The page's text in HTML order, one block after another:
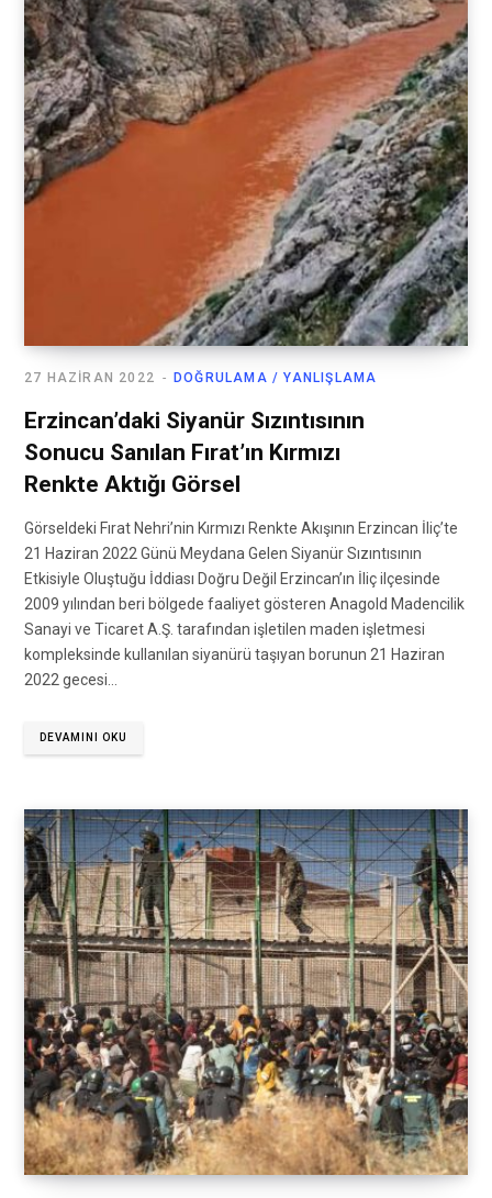
DOĞRULAMA / YANLIŞLAMA
27 HAZIRAN 2022
Erzincan’daki Siyanür Sızıntısının
Sonucu Sanılan Fırat’ın Kırmızı
Renkte Aktığı Görsel
Görseldeki Fırat Nehri’nin Kırmızı Renkte Akışının Erzincan İliç’te
21 Haziran 2022 Günü Meydana Gelen Siyanür Sızıntısının
Etkisiyle Oluştuğu İddiası Doğru Değil Erzincan’ın İliç ilçesinde
2009 yılından beri bölgede faaliyet gösteren Anagold Madencilik
Sanayi ve Ticaret A.Ş. tarafından işletilen maden işletmesi
kompleksinde kullanılan siyanürü taşıyan borunun 21 Haziran
2022 gecesi…
DEVAMINI OKU